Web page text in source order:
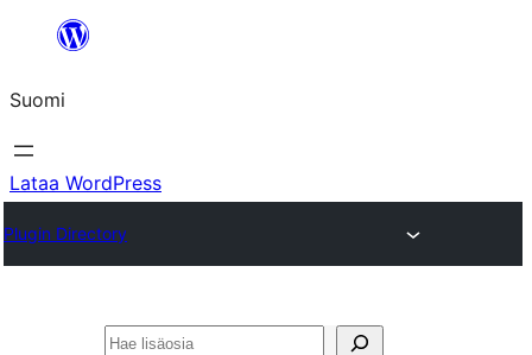
Suomi
Lataa WordPress
Plugin Directory
Etsi